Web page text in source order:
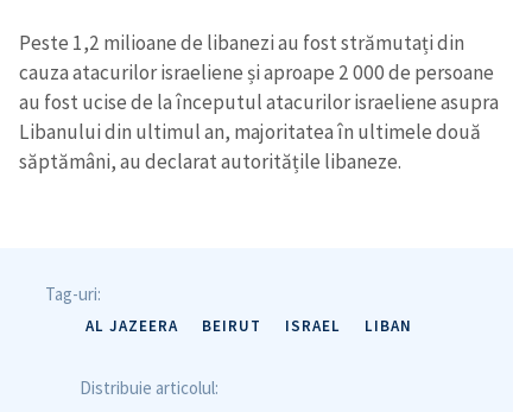
Peste 1,2 milioane de libanezi au fost strămutați din
cauza atacurilor israeliene și aproape 2 000 de persoane
au fost ucise de la începutul atacurilor israeliene asupra
Libanului din ultimul an, majoritatea în ultimele două
săptămâni, au declarat autoritățile libaneze.
Tag-uri:
AL JAZEERA BEIRUT ISRAEL LIBAN
Distribuie articolul: